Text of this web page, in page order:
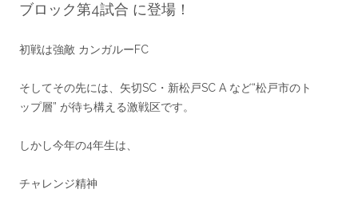
ブロック第4試合 に登場！
初戦は強敵 カンガルーFC
そしてその先には、矢切SC・新松戸SC A など“松戸市のト
ップ層” が待ち構える激戦区です。
しかし今年の4年生は、
チャレンジ精神